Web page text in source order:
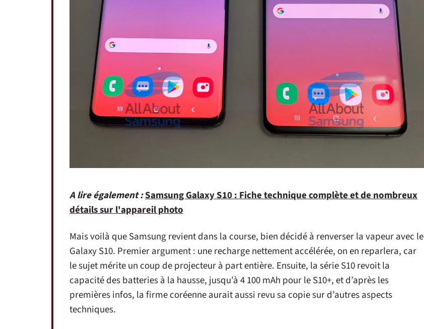
A lire également :Samsung Galaxy S10 : Fiche technique complète et de nombreux
détails sur l'appareil photo
Mais voilà que Samsung revient dans la course, bien décidé à renverser la vapeur avec le
Galaxy S10. Premier argument : une recharge nettement accélérée, on en reparlera, car
le sujet mérite un coup de projecteur à part entière. Ensuite, la série S10 revoit la
capacité des batteries à la hausse, jusqu’à 4 100 mAh pour le S10+, et d’après les
premières infos, la firme coréenne aurait aussi revu sa copie sur d’autres aspects
techniques.